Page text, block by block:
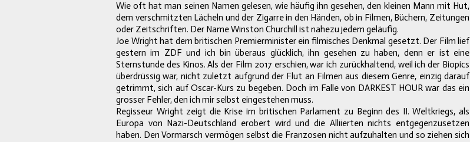
Wie oft hat man seinen Namen gelesen, wie häufig ihn gesehen, den kleinen Mann mit Hut,
dem verschmitzten Lächeln und der Zigarre in den Händen, ob in Filmen, Büchern, Zeitungen
oder Zeitschriften. Der Name Winston Churchill ist nahezu jedem geläufig.
Joe Wright hat dem britischen Premierminister ein filmisches Denkmal gesetzt. Der Film lief
gestern im ZDF und ich bin überaus glücklich, ihn gesehen zu haben, denn er ist eine
Sternstunde des Kinos. Als der Film 2017 erschien, war ich zurückhaltend, weil ich der Biopics
überdrüssig war, nicht zuletzt aufgrund der Flut an Filmen aus diesem Genre, einzig darauf
getrimmt, sich auf Oscar-Kurs zu begeben. Doch im Falle von DARKEST HOUR war das ein
grosser Fehler, den ich mir selbst eingestehen muss.
Regisseur Wright zeigt die Krise im britischen Parlament zu Beginn des II. Weltkriegs, als
Europa von Nazi-Deutschland erobert wird und die Alliierten nichts entgegenzusetzen
haben. Den Vormarsch vermögen selbst die Franzosen nicht aufzuhalten und so ziehen sich